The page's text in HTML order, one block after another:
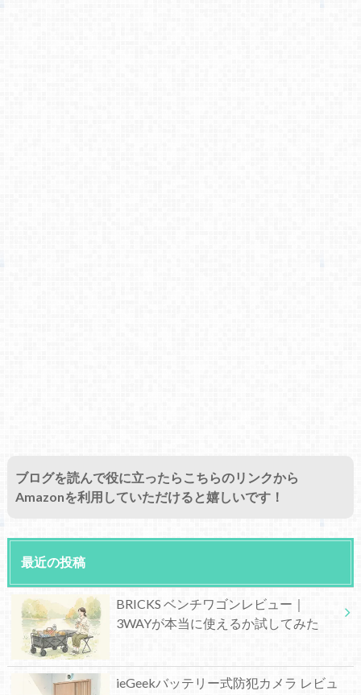
ブログを読んで役に立ったらこちらのリンクから
Amazonを利用していただけると嬉しいです！
最近の投稿
BRICKS ベンチワゴンレビュー｜
3WAYが本当に使えるか試してみた
ieGeekバッテリー式防犯カメラ レビュ